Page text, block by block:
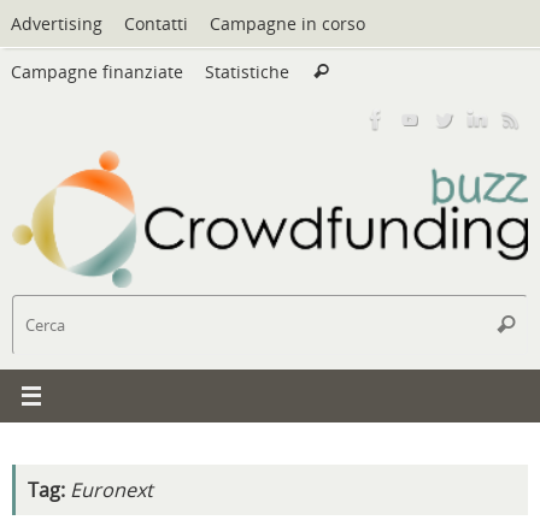
Vai
al
contenuto
Advertising Contatti Campagne in corso
Campagne finanziate Statistiche Cerca
Cerca
Tag: Euronext